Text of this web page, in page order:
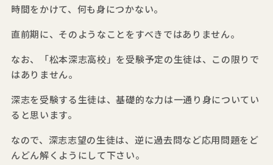
時間をかけて、何も身につかない。
直前期に、そのようなことをすべきではありません。
なお、「松本深志高校」を受験予定の生徒は、この限りで
はありません。
深志を受験する生徒は、基礎的な力は一通り身についてい
ると思います。
なので、深志志望の生徒は、逆に過去問など応用問題をど
んどん解くようにして下さい。